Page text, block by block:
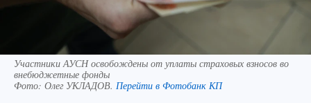
Участники АУСН освобождены от уплаты страховых взносов во
внебюджетные фонды
Фото: Олег УКЛАДОВ. Перейти в Фотобанк КП